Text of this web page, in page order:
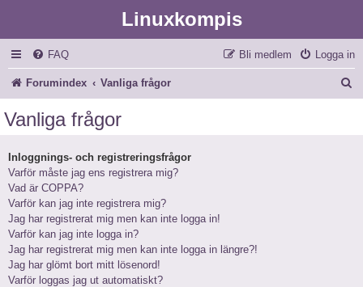
Linuxkompis
FAQ Logga in
Bli medlem
Forumindex Vanliga frågor
Vanliga frågor
Inloggnings- och registreringsfrågor
Varför måste jag ens registrera mig?
Vad är COPPA?
Varför kan jag inte registrera mig?
Jag har registrerat mig men kan inte logga in!
Varför kan jag inte logga in?
Jag har registrerat mig men kan inte logga in längre?!
Jag har glömt bort mitt lösenord!
Varför loggas jag ut automatiskt?